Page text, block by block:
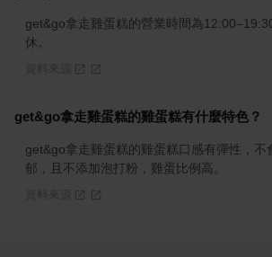
get&go拿走雞蛋糕的營業時間為
休。
get&go拿走雞蛋糕的雞蛋糕有什麼特色？
get&go拿走雞蛋糕的雞蛋糕口感有彈性，不
郁，且不添加泡打粉，雞蛋比例高。